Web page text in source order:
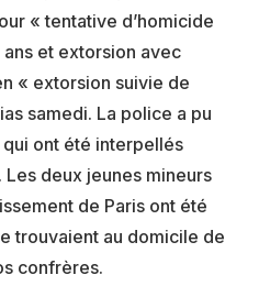
« tentative d’homicide
et extorsion avec
« extorsion suivie de
samedi. La police a pu
ont été interpellés
deux jeunes mineurs
de Paris ont été
trouvaient au domicile de
confrères.